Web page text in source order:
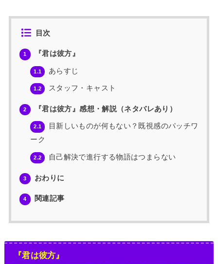
目次
1 『君は彼方』
1.1 あらすじ
1.2 スタッフ・キャスト
2 『君は彼方』感想・解説（ネタバレあり）
2.1
目新しいものが何もない？既視感のパッチワ
ーク
2.2 自己解決で進行する物語はつまらない
3 おわりに
4 関連記事
『君は彼方』